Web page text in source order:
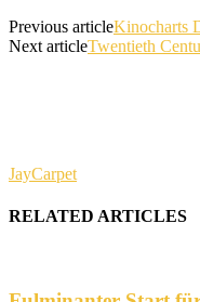
Previous articleKinocharts
Next articleTwentieth
JayCarpet
RELATED ARTICLES